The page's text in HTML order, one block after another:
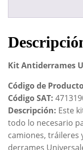
Kit Antiderrames
Código de
Código SAT:
Descripción: Este
todo lo necesario
camiones, tráileres
derrames